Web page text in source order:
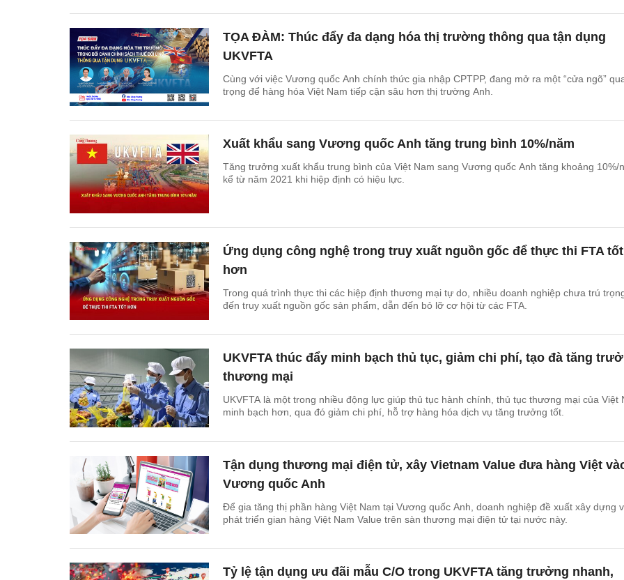
TỌA ĐÀM: Thúc đẩy đa dạng hóa thị trường thông qua tận dụng
UKVFTA
Cùng với việc Vương quốc Anh chính thức gia nhập CPTPP, đang mở ra một “cửa ngõ”
trọng để hàng hóa Việt Nam tiếp cận sâu hơn thị trường Anh.
Xuất khẩu sang Vương quốc Anh tăng trung bình 10%/năm
Tăng trưởng xuất khẩu trung bình của Việt Nam sang Vương quốc Anh tăng khoảng 10%/
kể từ năm 2021 khi hiệp định có hiệu lực.
Ứng dụng công nghệ trong truy xuất nguồn gốc để thực thi FTA tốt
hơn
Trong quá trình thực thi các hiệp định thương mại tự do, nhiều doanh nghiệp chưa trú
đến truy xuất nguồn gốc sản phẩm, dẫn đến bỏ lỡ cơ hội từ các FTA.
UKVFTA thúc đẩy minh bạch thủ tục, giảm chi phí, tạo đà tăng
thương mại
UKVFTA là một trong nhiều động lực giúp thủ tục hành chính, thủ tục thương mại của Việt
minh bạch hơn, qua đó giảm chi phí, hỗ trợ hàng hóa dịch vụ tăng trưởng tốt.
Tận dụng thương mại điện tử, xây Vietnam Value đưa hàng Việt
Vương quốc Anh
Để gia tăng thị phần hàng Việt Nam tại Vương quốc Anh, doanh nghiệp đề xuất xây dựng
phát triển gian hàng Việt Nam Value trên sàn thương mại điện tử tại nước này.
Tỷ lệ tận dụng ưu đãi mẫu C/O trong UKVFTA tăng trưởng nhanh,